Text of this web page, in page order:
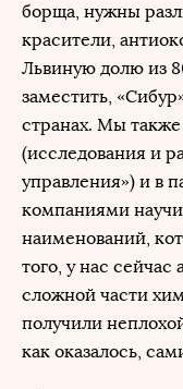
борща, нужны
красители,
Львиную долю из
заместить,
странах. Мы
(исследования и
управления») и в
компаниями
наименований,
того, у нас
сложной части
получили
как оказалось,